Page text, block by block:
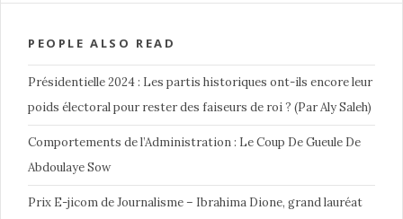
PEOPLE ALSO READ
Présidentielle 2024 : Les partis historiques ont-ils encore leur
poids électoral pour rester des faiseurs de roi ? (Par Aly Saleh)
Comportements de l’Administration : Le Coup De Gueule De
Abdoulaye Sow
Prix E-jicom de Journalisme – Ibrahima Dione, grand lauréat